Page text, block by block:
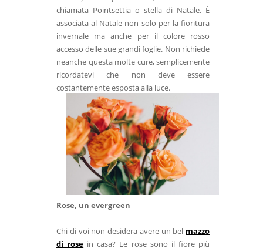
chiamata Pointsettia o stella di Natale. È
associata al Natale non solo per la fioritura
invernale ma anche per il colore rosso
accesso delle sue grandi foglie. Non richiede
neanche questa molte cure, semplicemente
ricordatevi che non deve essere
costantemente esposta alla luce.
Rose, un evergreen
Chi di voi non desidera avere un bel mazzo
di rose in casa? Le rose sono il fiore più